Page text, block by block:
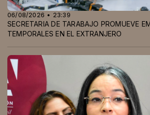
06/08/2026 • 23:39
SECRETARIA DE TARABAJO PROMUEVE
TEMPORALES EN EL EXTRANJERO